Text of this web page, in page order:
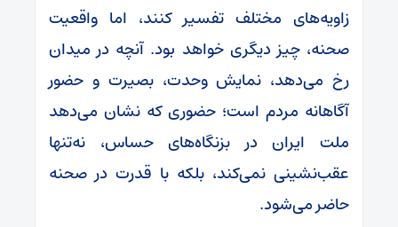
زاویه‌های مختلف تفسیر کنند، اما واقعیت
صحنه، چیز دیگری خواهد بود. آنچه در میدان
رخ می‌دهد، نمایش وحدت، بصیرت و حضور
آگاهانه مردم است؛ حضوری که نشان می‌دهد
ملت ایران در بزنگاه‌های حساس، نه‌تنها
عقب‌نشینی نمی‌کند، بلکه با قدرت در صحنه
حاضر می‌شود.